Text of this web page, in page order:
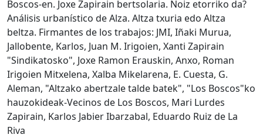
Boscos-en. Joxe Zapirain bertsolaria. Noiz etorriko da?
Análisis urbanístico de Alza. Altza txuria edo Altza
beltza. Firmantes de los trabajos: JMI, Iñaki Murua,
Jallobente, Karlos, Juan M. Irigoien, Xanti Zapirain
"Sindikatosko", Joxe Ramon Erauskin, Anxo, Roman
Irigoien Mitxelena, Xalba Mikelarena, E. Cuesta, G.
Aleman, "Altzako abertzale talde batek", "Los Boscos"ko
hauzokideak-Vecinos de Los Boscos, Mari Lurdes
Zapirain, Karlos Jabier Ibarzabal, Eduardo Ruiz de La
Riva